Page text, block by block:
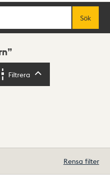
Sök
Filtrera
Rensa filter